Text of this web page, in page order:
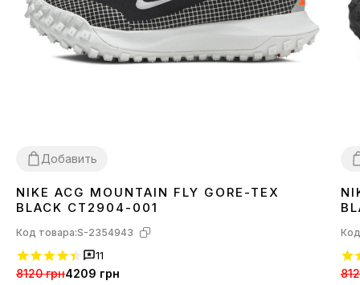
Добавить
42
NIKE ACG MOUNTAIN FLY GORE-TEX
BLACK CT2904-001
Код товара:S-2354943
11
8120 грн4209 грн